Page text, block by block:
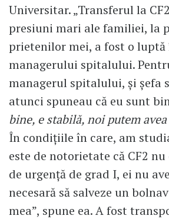
Universitar. „Transferul la
presiuni mari ale familiei, la
prietenilor mei, a fost o
managerului spitalului.
managerul spitalului, și șefa
atunci spuneau că eu sunt
bine, e stabilă, noi putem
În condițiile în care, am
este de notorietate că CF2
de urgență de grad I, ei nu
necesară să salveze un
mea”, spune ea. A fost